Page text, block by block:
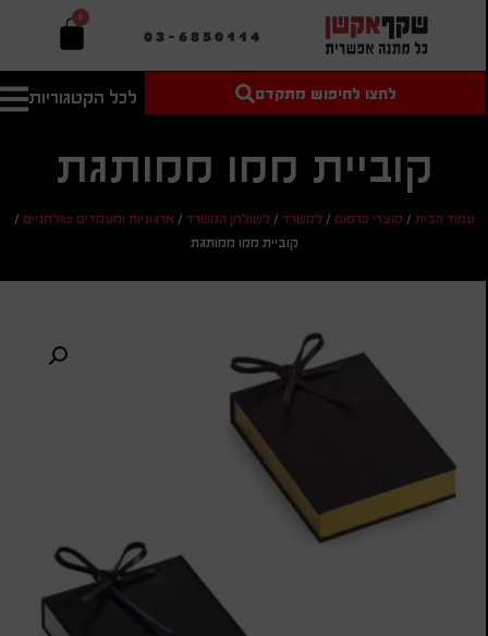
03-6850114
0
לכל הקטגוריות
טקסט חופשי
מחיר מיני'
חיפוש
אישית
לחצו לחיפוש מתקדם
קוביית ממו ממותגת
עמוד הבית/ מוצרי פרסום/ למשרד/ לשולחן המשרד/ ארגוניות ומעמדים שולחניים/
קוביית ממו ממותגת